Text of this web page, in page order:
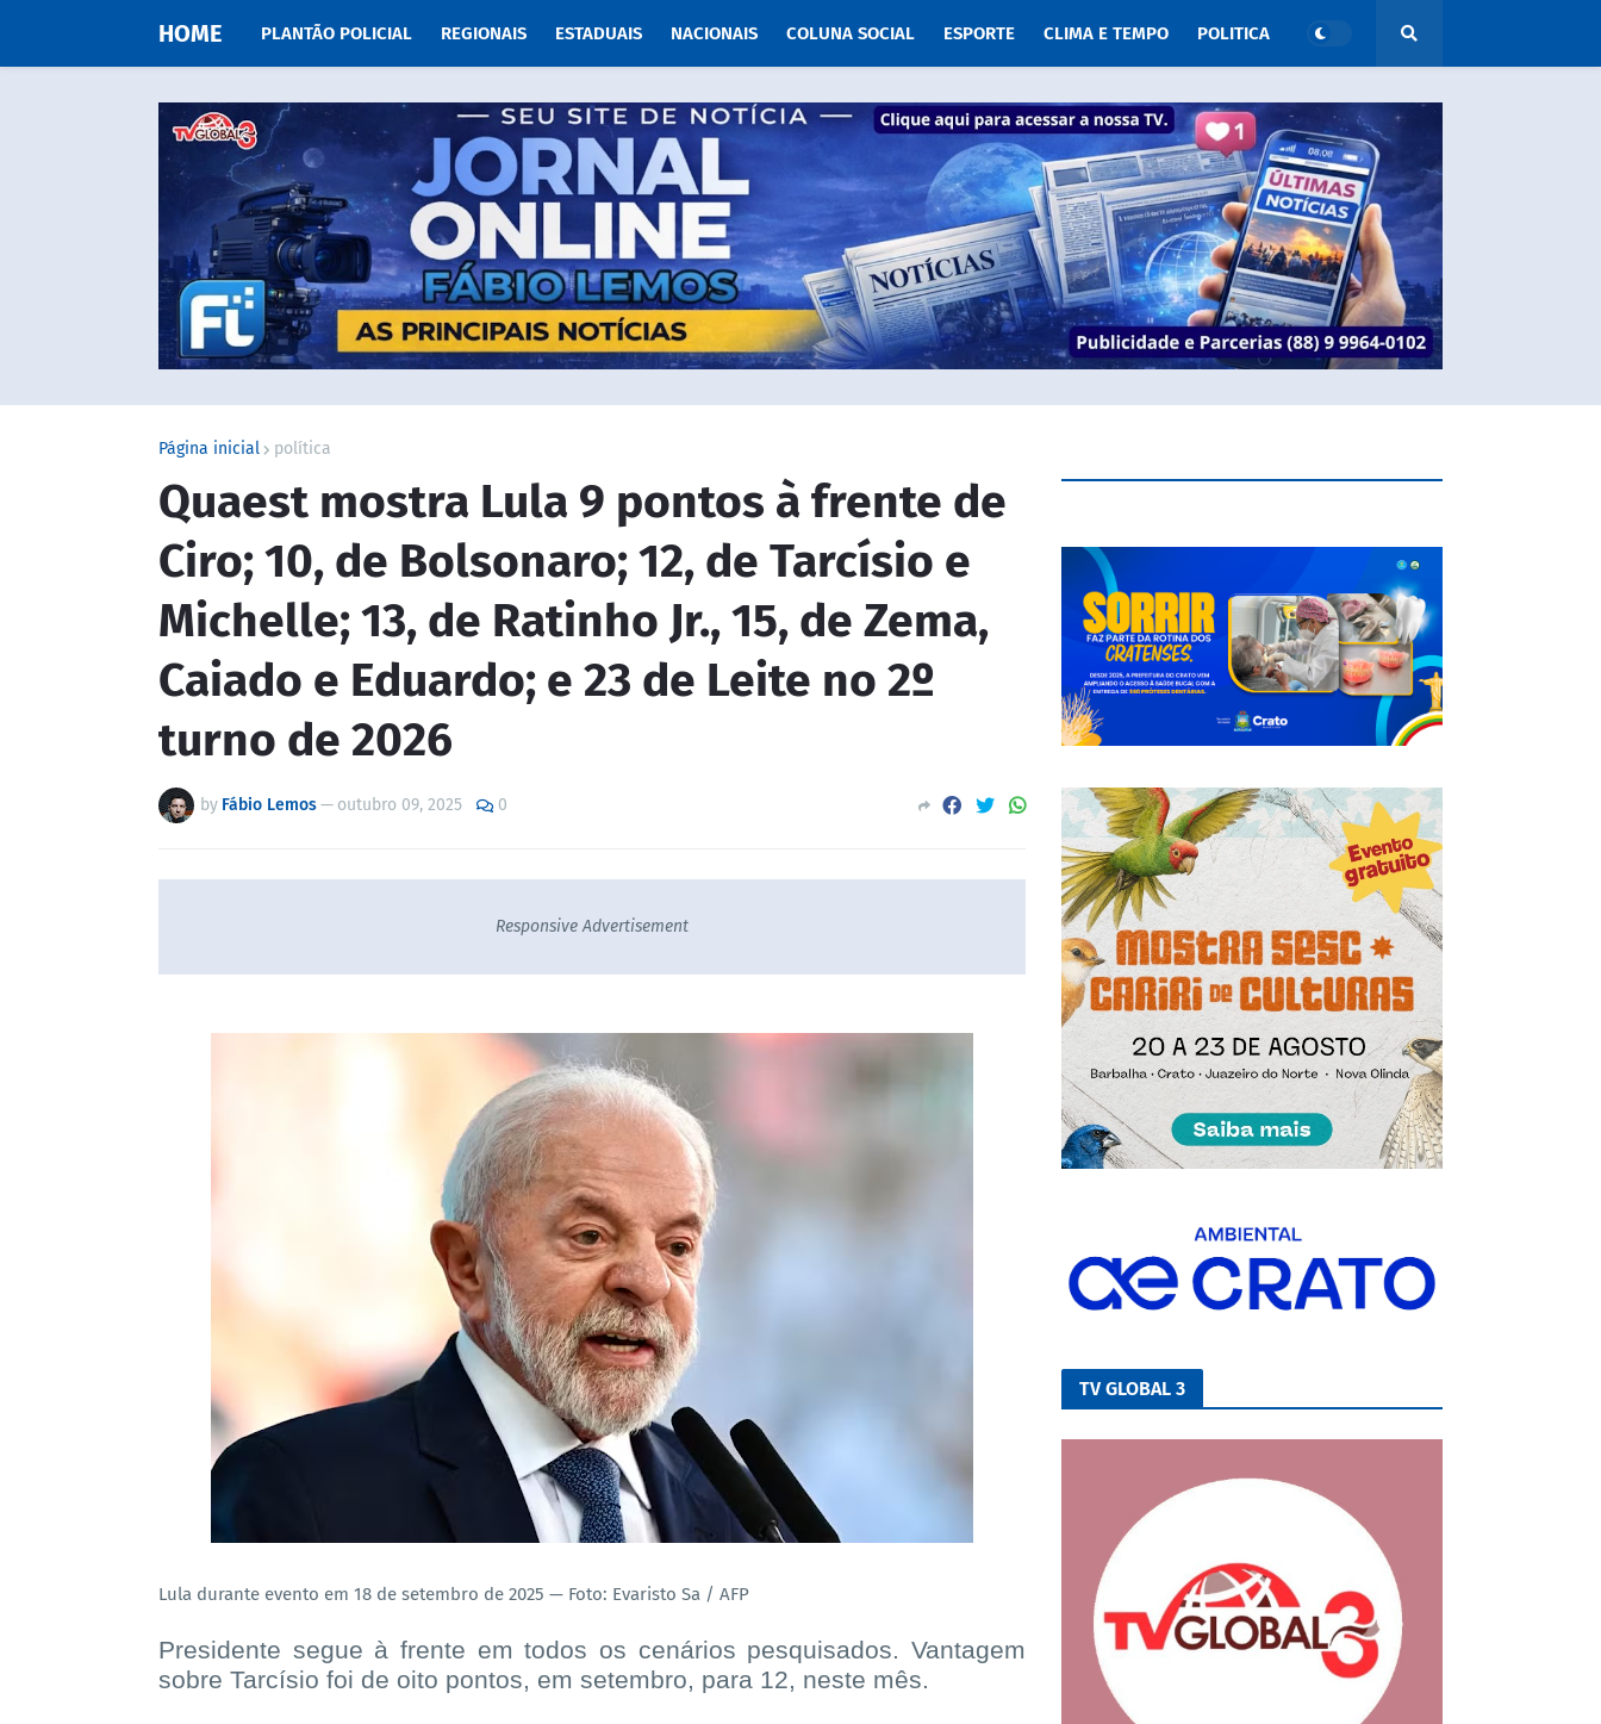
HOME PLANTÃO POLICIAL REGIONAIS ESTADUAIS NACIONAIS COLUNA SOCIAL ESPORTE CLIMA E TEMPO POLITICA
Página inicial política
Quaest mostra Lula 9 pontos à frente de
Ciro; 10, de Bolsonaro; 12, de Tarcísio e
Michelle; 13, de Ratinho Jr., 15, de Zema,
Caiado e Eduardo; e 23 de Leite no 2º
turno de 2026
by Fábio Lemos— outubro 09, 2025 0
Responsive Advertisement
Lula durante evento em 18 de setembro de 2025 — Foto: Evaristo Sa / AFP
Presidente segue à frente em todos os cenários pesquisados. Vantagem
sobre Tarcísio foi de oito pontos, em setembro, para 12, neste mês.
TV GLOBAL 3